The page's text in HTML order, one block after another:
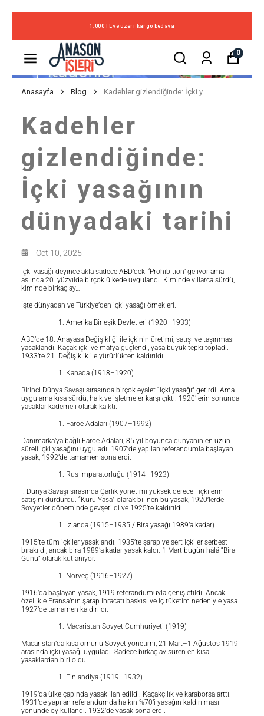
1.000 TL ve üzeri kargo bedava
0
Anasayfa Blog Kadehler gizlendiğinde: İçki yasağının dünyadaki tarihi
Kadehler
gizlendiğinde:
İçki yasağının
dünyadaki tarihi
Oct 10, 2025
İçki yasağı deyince akla sadece ABD’deki ‘Prohibition’ geliyor ama
aslında 20. yüzyılda birçok ülkede uygulandı. Kiminde yıllarca sürdü,
kiminde birkaç ay…
İşte dünyadan ve Türkiye’den içki yasağı örnekleri.
Amerika Birleşik Devletleri (1920–1933)
ABD’de 18. Anayasa Değişikliği ile içkinin üretimi, satışı ve taşınması
yasaklandı. Kaçak içki ve mafya güçlendi, yasa büyük tepki topladı.
1933’te 21. Değişiklik ile yürürlükten kaldırıldı.
Kanada (1918–1920)
Birinci Dünya Savaşı sırasında birçok eyalet “içki yasağı” getirdi. Ama
uygulama kısa sürdü, halk ve işletmeler karşı çıktı. 1920’lerin sonunda
yasaklar kademeli olarak kalktı.
Faroe Adaları (1907–1992)
Danimarka’ya bağlı Faroe Adaları, 85 yıl boyunca dünyanın en uzun
süreli içki yasağını uyguladı. 1907’de yapılan referandumla başlayan
yasak, 1992’de tamamen sona erdi.
Rus İmparatorluğu (1914–1923)
I. Dünya Savaşı sırasında Çarlık yönetimi yüksek dereceli içkilerin
satışını durdurdu. “Kuru Yasa” olarak bilinen bu yasak, 1920’lerde
Sovyetler döneminde gevşetildi ve 1925’te kaldırıldı.
İzlanda (1915–1935 / Bira yasağı 1989’a kadar)
1915’te tüm içkiler yasaklandı. 1935’te şarap ve sert içkiler serbest
bırakıldı, ancak bira 1989’a kadar yasak kaldı. 1 Mart bugün hâlâ “Bira
Günü” olarak kutlanıyor.
Norveç (1916–1927)
1916’da başlayan yasak, 1919 referandumuyla genişletildi. Ancak
özellikle Fransa’nın şarap ihracatı baskısı ve iç tüketim nedeniyle yasa
1927’de tamamen kaldırıldı.
Macaristan Sovyet Cumhuriyeti (1919)
Macaristan’da kısa ömürlü Sovyet yönetimi, 21 Mart–1 Ağustos 1919
arasında içki yasağı uyguladı. Sadece birkaç ay süren en kısa
yasaklardan biri oldu.
Finlandiya (1919–1932)
1919’da ülke çapında yasak ilan edildi. Kaçakçılık ve karaborsa arttı.
1931’de yapılan referandumda halkın %70’i yasağın kaldırılması
yönünde oy kullandı. 1932’de yasak sona erdi.